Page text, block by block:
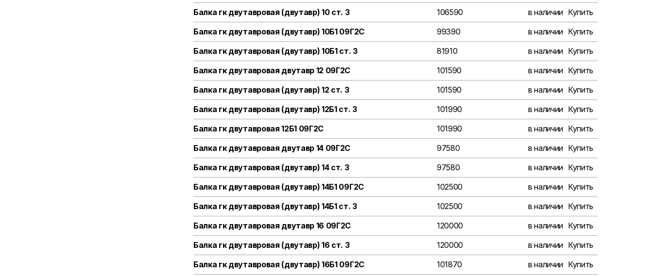
Балка гк двутавровая (двутавр) 10 ст. 3
106590 в наличии Купить
Балка гк двутавровая (двутавр) 10Б1 09Г2С
99390 в наличии Купить
Балка гк двутавровая (двутавр) 10Б1 ст. 3
81910 в наличии Купить
Балка гк двутавровая двутавр 12 09Г2С
101590 в наличии Купить
Балка гк двутавровая (двутавр) 12 ст. 3
101590 в наличии Купить
Балка гк двутавровая (двутавр) 12Б1 ст. 3
101990 в наличии Купить
Балка гк двутавровая 12Б1 09Г2С
101990 в наличии Купить
Балка гк двутавровая двутавр 14 09Г2С
97580 в наличии Купить
Балка гк двутавровая (двутавр) 14 ст. 3
97580 в наличии Купить
Балка гк двутавровая (двутавр) 14Б1 09Г2С
102500 в наличии Купить
Балка гк двутавровая (двутавр) 14Б1 ст. 3
102500 в наличии Купить
Балка гк двутавровая двутавр 16 09Г2С
120000 в наличии Купить
Балка гк двутавровая (двутавр) 16 ст. 3
120000 в наличии Купить
Балка гк двутавровая (двутавр) 16Б1 09Г2С
101870 в наличии Купить